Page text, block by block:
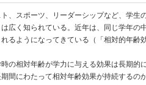
、スポーツ、リーダーシップなど、学生
広く知られている。近年は、同じ学年の
るようになってきている（「相対的年齢
の相対年齢が学力に与える効果は長期的
間にわたって相対年齢効果が持続するの